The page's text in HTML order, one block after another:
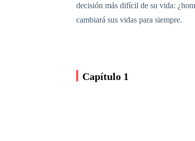
decisión más difícil de su vida:
cambiará sus vidas para siempre.
Capítulo 1